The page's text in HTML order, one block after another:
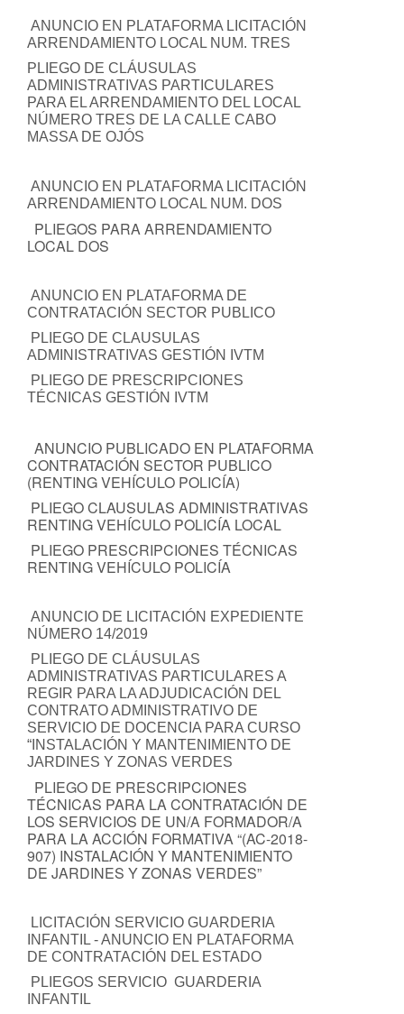
ANUNCIO EN PLATAFORMA LICITACIÓN
ARRENDAMIENTO LOCAL NUM. TRES
PLIEGO DE CLÁUSULAS
ADMINISTRATIVAS PARTICULARES
PARA EL ARRENDAMIENTO DEL LOCAL
NÚMERO TRES DE LA CALLE CABO
MASSA DE OJÓS
ANUNCIO EN PLATAFORMA LICITACIÓN
ARRENDAMIENTO LOCAL NUM. DOS
PLIEGOS PARA ARRENDAMIENTO
LOCAL DOS
ANUNCIO EN PLATAFORMA DE
CONTRATACIÓN SECTOR PUBLICO
PLIEGO DE CLAUSULAS
ADMINISTRATIVAS GESTIÓN IVTM
PLIEGO DE PRESCRIPCIONES
TÉCNICAS GESTIÓN IVTM
ANUNCIO PUBLICADO EN PLATAFORMA
CONTRATACIÓN SECTOR PUBLICO
(RENTING VEHÍCULO POLICÍA)
PLIEGO CLAUSULAS ADMINISTRATIVAS
RENTING VEHÍCULO POLICÍA LOCAL
PLIEGO PRESCRIPCIONES TÉCNICAS
RENTING VEHÍCULO POLICÍA
ANUNCIO DE LICITACIÓN EXPEDIENTE
NÚMERO 14/2019
PLIEGO DE CLÁUSULAS
ADMINISTRATIVAS PARTICULARES A
REGIR PARA LA ADJUDICACIÓN DEL
CONTRATO ADMINISTRATIVO DE
SERVICIO DE DOCENCIA PARA CURSO
“INSTALACIÓN Y MANTENIMIENTO DE
JARDINES Y ZONAS VERDES
PLIEGO DE PRESCRIPCIONES
TÉCNICAS PARA LA CONTRATACIÓN DE
LOS SERVICIOS DE UN/A FORMADOR/A
PARA LA ACCIÓN FORMATIVA “(AC-2018-
907) INSTALACIÓN Y MANTENIMIENTO
DE JARDINES Y ZONAS VERDES”
LICITACIÓN SERVICIO GUARDERIA
INFANTIL - ANUNCIO EN PLATAFORMA
DE CONTRATACIÓN DEL ESTADO
PLIEGOS SERVICIO GUARDERIA
INFANTIL